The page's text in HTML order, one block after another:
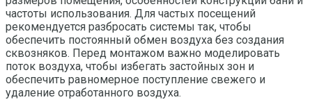
частоты использования. Для частых посещений
рекомендуется разбросать системы так, чтобы
обеспечить постоянный обмен воздуха без создания
сквозняков. Перед монтажом важно моделировать
поток воздуха, чтобы избегать застойных зон и
обеспечить равномерное поступление свежего и
удаление отработанного воздуха.